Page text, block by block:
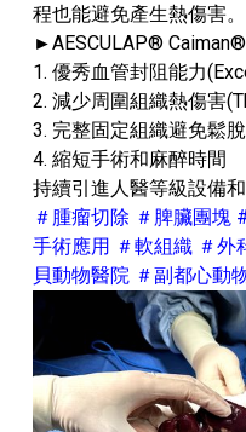
程也能避免產生熱傷害。
►AESCULAP®
1. 優秀血管封阻能力
2. 減少周圍組織熱傷害
3. 完整固定組織避免鬆
4. 縮短手術和麻醉時間
持續引進人醫等級設備
＃腫瘤切除 ＃脾臟團塊
手術應用 ＃軟組織 ＃外
貝動物醫院 ＃副都心動